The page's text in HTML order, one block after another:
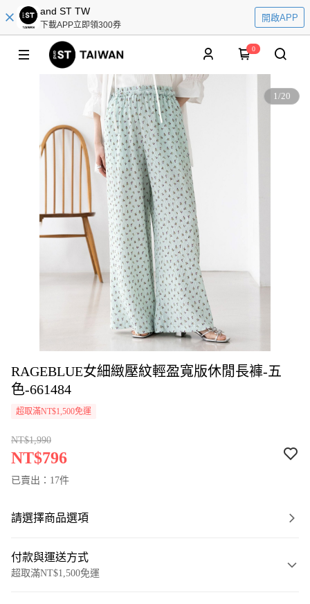
and ST TW
下載APP立即領300券
開啟APP
0
1/20
RAGEBLUE女細緻壓紋輕盈寬版休閒長褲-五
色-661484
超取滿NT$1,500免運
NT$1,990
NT$796
已賣出：17件
請選擇商品選項
付款與運送方式
超取滿NT$1,500免運